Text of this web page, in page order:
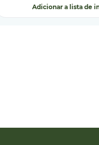
Adicionar a lista de